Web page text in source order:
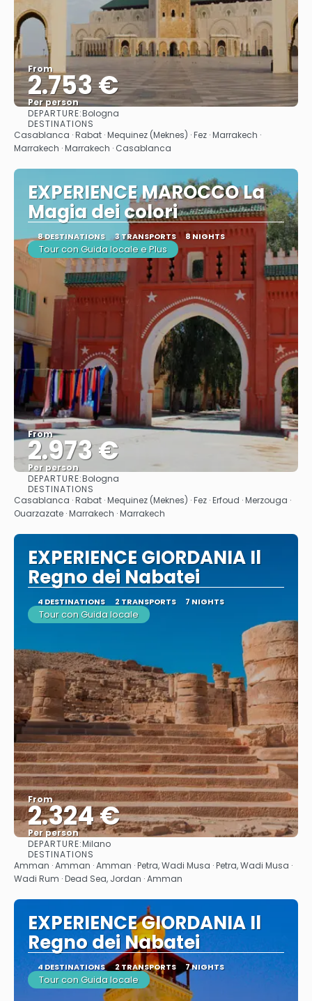
From
2.753 €
Per person
DEPARTURE:Bologna
DESTINATIONS
Casablanca · Rabat · Mequinez (Meknes) · Fez · Marrakech ·
Marrakech · Marrakech · Casablanca
EXPERIENCE MAROCCO La
Magia dei colori
8 DESTINATIONS 3 TRANSPORTS 8 NIGHTS
Tour con Guida locale e Plus
From
2.973 €
Per person
DEPARTURE:Bologna
DESTINATIONS
Casablanca · Rabat · Mequinez (Meknes) · Fez · Erfoud · Merzouga ·
Ouarzazate · Marrakech · Marrakech
EXPERIENCE GIORDANIA Il
Regno dei Nabatei
4 DESTINATIONS 2 TRANSPORTS 7 NIGHTS
Tour con Guida locale
From
2.324 €
Per person
DEPARTURE:Milano
DESTINATIONS
Amman · Amman · Amman · Petra, Wadi Musa · Petra, Wadi Musa ·
Wadi Rum · Dead Sea, Jordan · Amman
EXPERIENCE GIORDANIA Il
Regno dei Nabatei
4 DESTINATIONS 2 TRANSPORTS 7 NIGHTS
Tour con Guida locale